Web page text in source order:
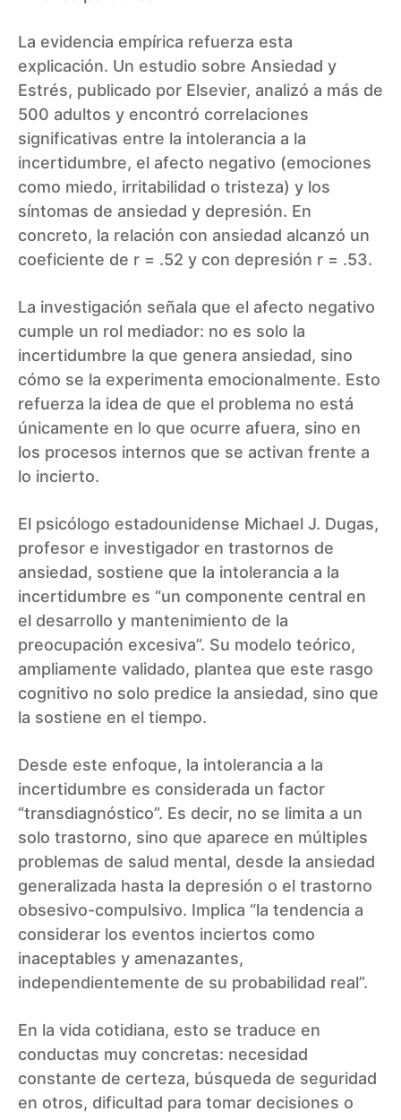
La evidencia empírica refuerza esta
explicación. Un estudio sobre Ansiedad y
Estrés, publicado por Elsevier, analizó a más de
500 adultos y encontró correlaciones
significativas entre la intolerancia a la
incertidumbre, el afecto negativo (emociones
como miedo, irritabilidad o tristeza) y los
síntomas de ansiedad y depresión. En
concreto, la relación con ansiedad alcanzó un
coeficiente de r = .52 y con depresión r = .53.
La investigación señala que el afecto negativo
cumple un rol mediador: no es solo la
incertidumbre la que genera ansiedad, sino
cómo se la experimenta emocionalmente. Esto
refuerza la idea de que el problema no está
únicamente en lo que ocurre afuera, sino en
los procesos internos que se activan frente a
lo incierto.
El psicólogo estadounidense Michael J. Dugas,
profesor e investigador en trastornos de
ansiedad, sostiene que la intolerancia a la
incertidumbre es “un componente central en
el desarrollo y mantenimiento de la
preocupación excesiva”. Su modelo teórico,
ampliamente validado, plantea que este rasgo
cognitivo no solo predice la ansiedad, sino que
la sostiene en el tiempo.
Desde este enfoque, la intolerancia a la
incertidumbre es considerada un factor
“transdiagnóstico”. Es decir, no se limita a un
solo trastorno, sino que aparece en múltiples
problemas de salud mental, desde la ansiedad
generalizada hasta la depresión o el trastorno
obsesivo-compulsivo. Implica “la tendencia a
considerar los eventos inciertos como
inaceptables y amenazantes,
independientemente de su probabilidad real”.
En la vida cotidiana, esto se traduce en
conductas muy concretas: necesidad
constante de certeza, búsqueda de seguridad
en otros, dificultad para tomar decisiones o